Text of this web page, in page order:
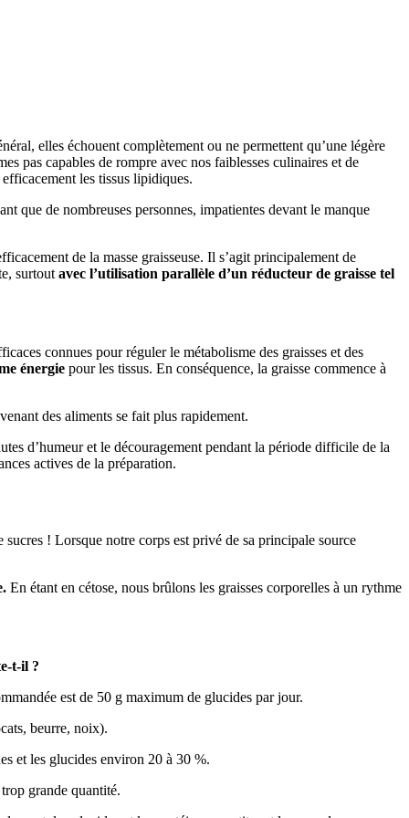
elles échouent complètement ou ne permettent qu’une légère
pas capables de rompre avec nos faiblesses culinaires et de
les tissus lipidiques.
que de nombreuses personnes, impatientes devant le manque
de la masse graisseuse. Il s’agit principalement de
surtout avec l’utilisation parallèle d’un réducteur de graisse tel
connues pour réguler le métabolisme des graisses et des
énergie pour les tissus. En conséquence, la graisse commence à
des aliments se fait plus rapidement.
d’humeur et le découragement pendant la période difficile de la
actives de la préparation.
! Lorsque notre corps est privé de sa principale source
En étant en cétose, nous brûlons les graisses corporelles à un rythme
t-il ?
est de 50 g maximum de glucides par jour.
beurre, noix).
et les glucides environ 20 à 30 %.
grande quantité.